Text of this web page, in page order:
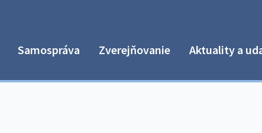
Samospráva Zverejňovanie Aktuality a